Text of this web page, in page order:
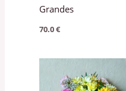
Grandes
70.0€